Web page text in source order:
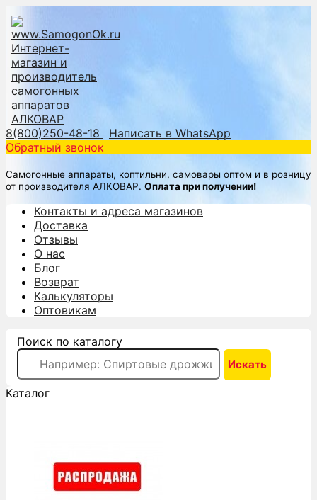
8(800)250-48-18
Написать в WhatsApp
Обратный звонок
Самогонные аппараты, коптильни, самовары оптом и в розницу
от производителя АЛКОВАР. Оплата при получении!
Контакты и адреса магазинов
Доставка
Отзывы
О нас
Блог
Возврат
Калькуляторы
Оптовикам
Поиск по каталогу
Каталог